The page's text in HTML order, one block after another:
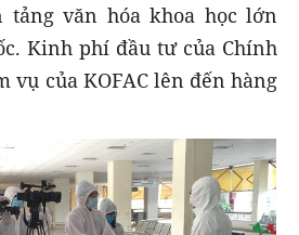
tảng văn hóa khoa học lớn
Kinh phí đầu tư của Chính
vụ của KOFAC lên đến hàng